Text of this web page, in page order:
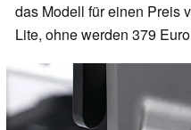
das Modell für einen Preis
Lite, ohne werden 379